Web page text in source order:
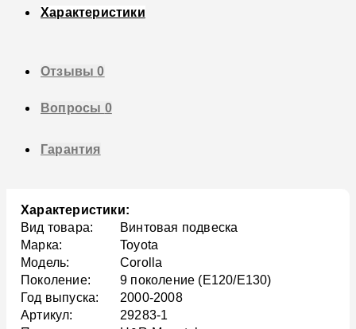
Характеристики
Отзывы0
Вопросы 0
Гарантия
Характеристики:
Вид товара:
Винтовая подвеска
Марка:
Toyota
Модель:
Corolla
Поколение:
9 поколение (E120/E130)
Год выпуска:
2000-2008
Артикул:
29283-1